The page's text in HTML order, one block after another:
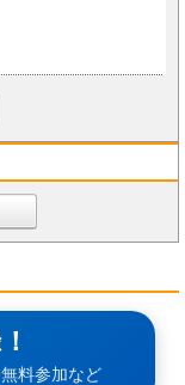
料参加など